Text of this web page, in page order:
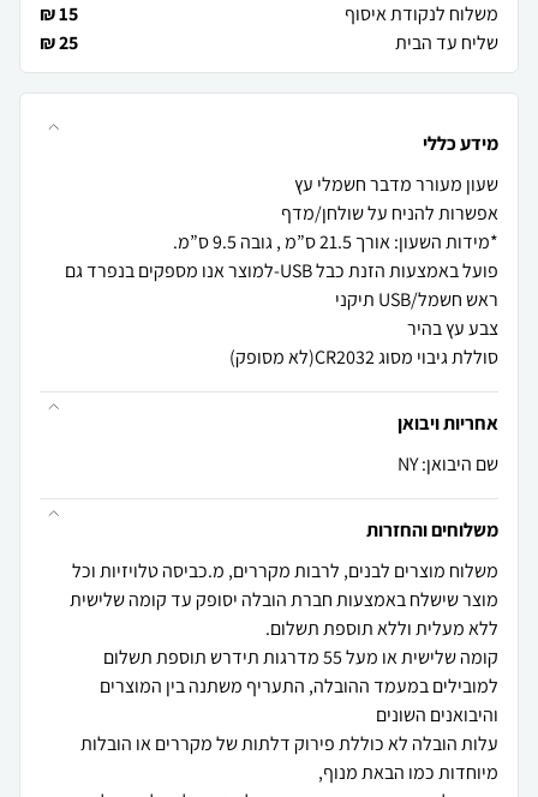
משלוח לנקודת איסוף
15 ₪
שליח עד הבית
25 ₪
מידע כללי
פועל באמצעות הזנת כבל USB-למוצר אנו מספקים בנפרד גם
סוללת גיבוי מסוג CR2032(לא מסופק)
אחריות ויבואן
שם היבואן: NY
משלוחים והחזרות
משלוח מוצרים לבנים, לרבות מקררים, מ.כביסה טלויזיות וכל
מוצר שישלח באמצעות חברת הובלה יסופק עד קומה שלישית
קומה שלישית או מעל 55 מדרגות תידרש תוספת תשלום
למובילים במעמד ההובלה, התעריף משתנה בין המוצרים
עלות הובלה לא כוללת פירוק דלתות של מקררים או הובלות